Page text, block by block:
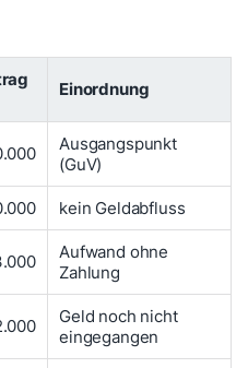
Einordnung
Ausgangspunkt
(GuV)
kein Geldabfluss
Aufwand ohne
Zahlung
Geld noch nicht
eingegangen